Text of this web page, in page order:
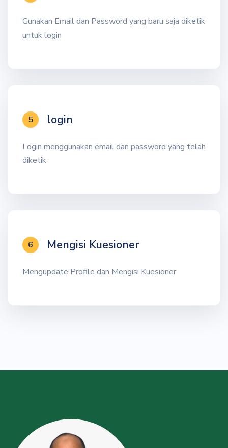
Gunakan Email dan Password yang baru saja diketik
untuk login
5 login
Login menggunakan email dan password yang telah
diketik
6 Mengisi Kuesioner
Mengupdate Profile dan Mengisi Kuesioner